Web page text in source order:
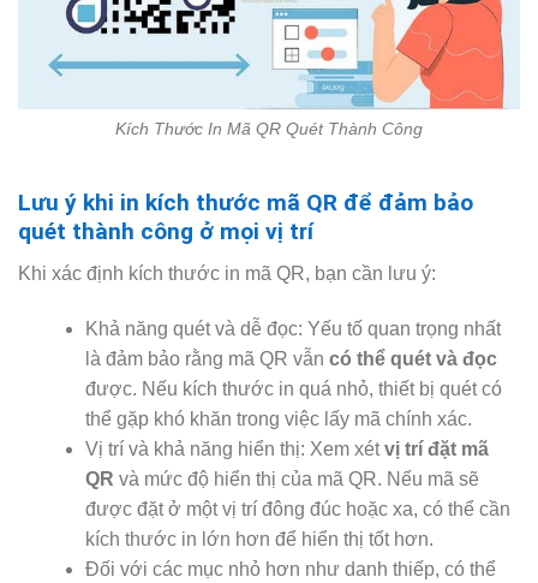
Kích Thước In Mã QR Quét Thành Công
Lưu ý khi in kích thước mã QR để đảm bảo
quét thành công ở mọi vị trí
Khi xác định kích thước in mã QR, bạn cần lưu ý:
Khả năng quét và dễ đọc: Yếu tố quan trọng nhất
là đảm bảo rằng mã QR vẫn có thể quét và đọc
được. Nếu kích thước in quá nhỏ, thiết bị quét có
thể gặp khó khăn trong việc lấy mã chính xác.
Vị trí và khả năng hiển thị: Xem xétvị trí đặt mã
QR và mức độ hiển thị của mã QR. Nếu mã sẽ
được đặt ở một vị trí đông đúc hoặc xa, có thể cần
kích thước in lớn hơn để hiển thị tốt hơn.
Đối với các mục nhỏ hơn như danh thiếp, có thể